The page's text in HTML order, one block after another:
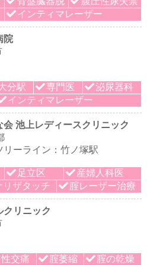
インティマレーザー
院
分駅 専門医
泌尿器科
インティマレーザー
会 池上レディースクリニック
リーライン：竹ノ塚駅
足立区
産婦人科医
リザタッチ 腟レーザー治療
クリニック
性交痛 腟萎縮
腟の乾燥